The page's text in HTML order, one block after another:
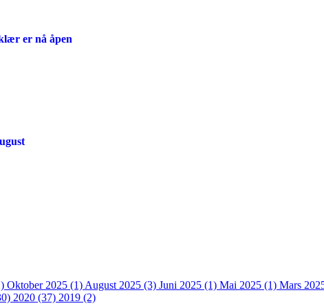
er nå åpen
Oktober 2025 (1) August 2025 (3) Juni 2025 (1) Mai 2025 (1) Mars
2020 (37) 2019 (2)